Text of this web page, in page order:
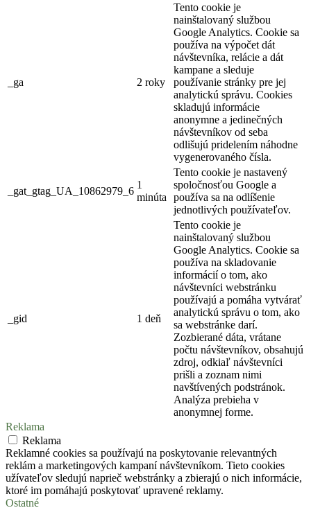
_ga 2 roky
Tento cookie je
nainštalovaný službou
Google Analytics. Cookie sa
používa na výpočet dát
návštevníka, relácie a dát
kampane a sleduje
používanie stránky pre jej
analytickú správu. Cookies
skladujú informácie
anonymne a jedinečných
návštevníkov od seba
odlišujú pridelením náhodne
vygenerovaného čísla.
_gat_gtag_UA_10862979_6
1
minúta
Tento cookie je nastavený
spoločnosťou Google a
používa sa na odlíšenie
jednotlivých používateľov.
_gid 1 deň
Tento cookie je
nainštalovaný službou
Google Analytics. Cookie sa
používa na skladovanie
informácií o tom, ako
návštevníci webstránku
používajú a pomáha vytvárať
analytickú správu o tom, ako
sa webstránke darí.
Zozbierané dáta, vrátane
počtu návštevníkov, obsahujú
zdroj, odkiaľ návštevníci
prišli a zoznam nimi
navštívených podstránok.
Analýza prebieha v
anonymnej forme.
Reklama
Reklama
Reklamné cookies sa používajú na poskytovanie relevantných
reklám a marketingových kampaní návštevníkom. Tieto cookies
užívateľov sledujú naprieč webstránky a zbierajú o nich informácie,
ktoré im pomáhajú poskytovať upravené reklamy.
Ostatné